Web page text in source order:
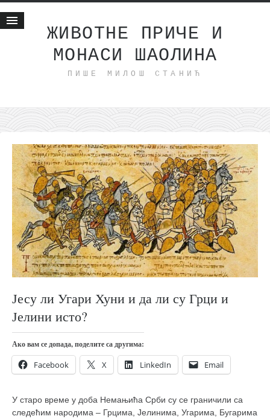
ЖИВОТНЕ ПРИЧЕ И
МОНАСИ ШАОЛИНА
ПИШЕ МИЛОШ СТАНИЋ
Животне приче
интернет пословање
исхраном до здравља
мој хаику
моменти и места
бонус садржај
светлопис
законоправило
духовни отац
православље
забрањена историја
ћирилица
породичне приче
прота Воја
уместо твитера
азбуки и књиге
Јесу ли Угари Хуни и да ли су Грци и
Јелини исто?
Ако вам се допада, поделите са другима:
Facebook X LinkedIn Email
У старо време у доба Немањића Срби су се граничили са
следећим народима – Грцима, Јелинима, Угарима, Бугарима